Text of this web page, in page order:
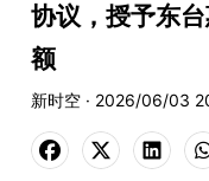
协议，授予东
额
新时空 · 2026/06/03